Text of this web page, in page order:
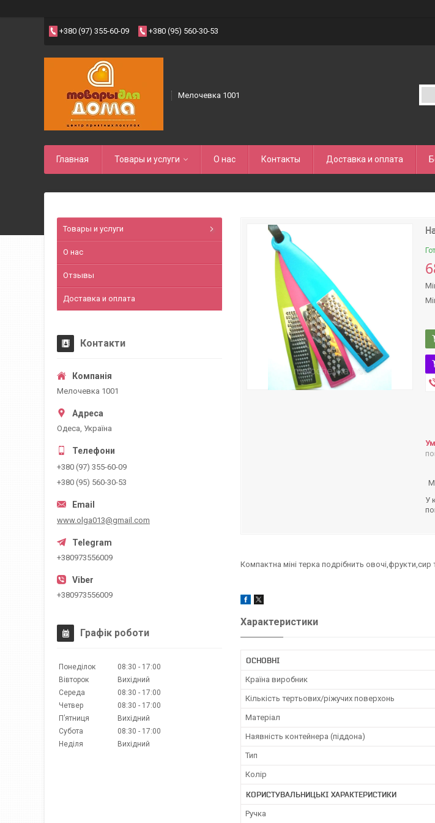
+380 (97) 355-60-09 +380 (95) 560-30-53
Мелочевка 1001
Главная Товары и услуги О нас Контакты Доставка и оплата
У
Компактна міні терка подрібнить овочі,фрукти,сир
Характеристики
ОСНОВНІ
Країна виробник
Кількість тертьових/ріжучих поверхонь
Матеріал
Наявність контейнера (піддона)
Тип
Колір
КОРИСТУВАЛЬНИЦЬКІ ХАРАКТЕРИСТИКИ
Ручка
Товары и услуги
О нас
Отзывы
Доставка и оплата
Контакти
Мелочевка 1001
Одеса, Україна
+380 (97) 355-60-09
+380 (95) 560-30-53
www.olga013@gmail.com
+380973556009
+380973556009
Графік роботи
Понеділок 08:30
17:00
Вівторок
Вихідний
Середа
08:30
17:00
Четвер
08:30
17:00
Пʼятниця
Вихідний
Субота
08:30
17:00
Неділя
Вихідний